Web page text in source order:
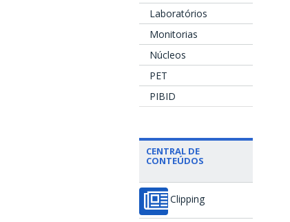
Laboratórios
Monitorias
Núcleos
PET
PIBID
CENTRAL DE
CONTEÚDOS
Clipping